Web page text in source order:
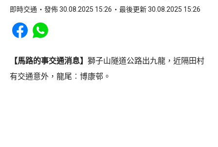
即時交通 發佈 30.08.2025 15:26 最後更新 30.08.2025 15:26
Share to Facebook
Share to WhatsApp
【馬路的事交通消息】 獅子山隧道公路出九龍，近隔田村
有交通意外，龍尾︰博康邨。